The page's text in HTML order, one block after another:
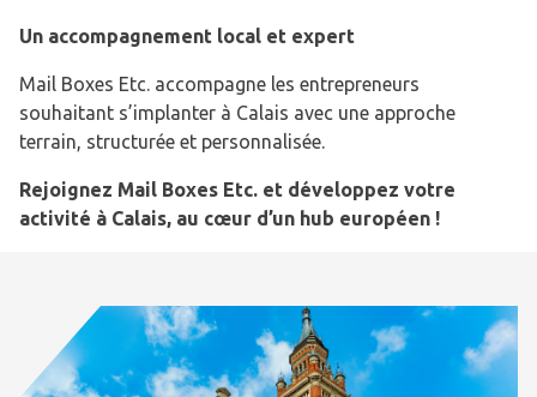
Un accompagnement local et expert
Mail Boxes Etc. accompagne les entrepreneurs
souhaitant s’implanter à Calais avec une approche
terrain, structurée et personnalisée.
Rejoignez Mail Boxes Etc. et développez votre
activité à Calais, au cœur d’un hub européen !